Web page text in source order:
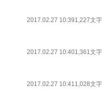
2017.02.27 10:391,227文字
2017.02.27 10:401,361文字
2017.02.27 10:411,028文字